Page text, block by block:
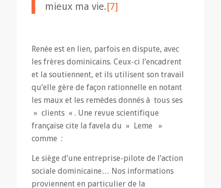
mieux ma vie.[7]
Renée est en lien, parfois en dispute, avec
les frères dominicains. Ceux-ci l’encadrent
et la soutiennent, et ils utilisent son travail
qu’elle gère de façon rationnelle en notant
les maux et les remèdes donnés à tous ses
» clients « . Une revue scientifique
française cite la favela du » Leme »
comme :
Le siège d’une entreprise-pilote de l’action
sociale dominicaine… Nos informations
proviennent en particulier de la